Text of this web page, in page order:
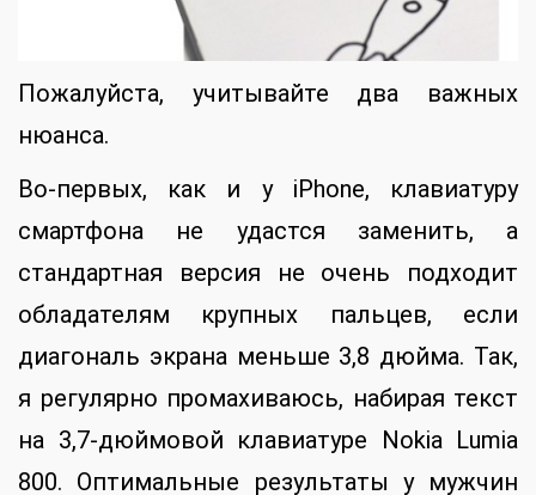
Пожалуйста, учитывайте два важных
нюанса.
Во-первых, как и у iPhone, клавиатуру
смартфона не удастся заменить, а
стандартная версия не очень подходит
обладателям крупных пальцев, если
диагональ экрана меньше 3,8 дюйма. Так,
я регулярно промахиваюсь, набирая текст
на 3,7-дюймовой клавиатуре Nokia Lumia
800. Оптимальные результаты у мужчин